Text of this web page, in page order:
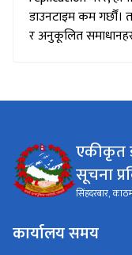
डाउनटाइम कम गर्छौं।
र अनुकूलित समाधानहरू
एकीकृत
सूचना
सिंहदरबार,
कार्यालय समय